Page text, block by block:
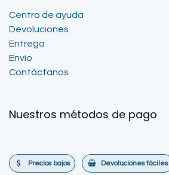
Centro de ayuda
Devoluciones
Entrega
Envío
Contáctanos
Nuestros métodos de pago
Precios bajos Devoluciones fáciles